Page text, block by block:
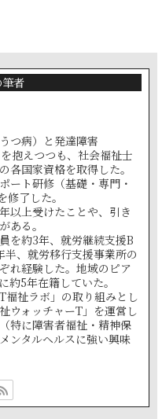
者
つ病）と発達障害
抱えつつも、社会福祉士
各国家資格を取得した。
ート研修（基礎・専門・
修了した。
以上受けたことや、引き
ある。
を約3年、就労継続支援B
半、就労移行支援事業所の
れ経験した。地域のピア
約5年在籍していた。
福祉ラボ」の取り組みとし
ウォッチャーT」を運営し
特に障害者福祉・精神保
ンタルヘルスに強い興味